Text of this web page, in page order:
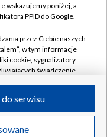
w likwidacji
wskazujemy poniżej, a
PPID do Google.
przez Ciebie naszych
w tym informacje
cookie, sygnalizatory
świadczenie
przez Ciebie
IP, identyfikatory
serwisu